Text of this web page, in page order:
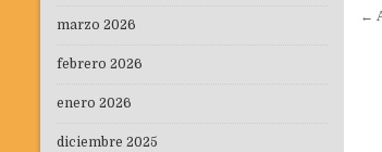
←
marzo 2026
febrero 2026
enero 2026
diciembre 2025